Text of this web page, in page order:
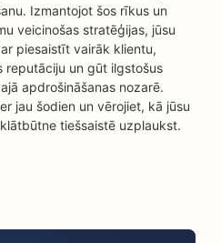
Izmantojot šos rīkus un
veicinošas stratēģijas, jūsu
piesaistīt vairāk klientu,
reputāciju un gūt ilgstošus
apdrošināšanas nozarē.
jau šodien un vērojiet, kā jūsu
tiešsaistē uzplaukst.